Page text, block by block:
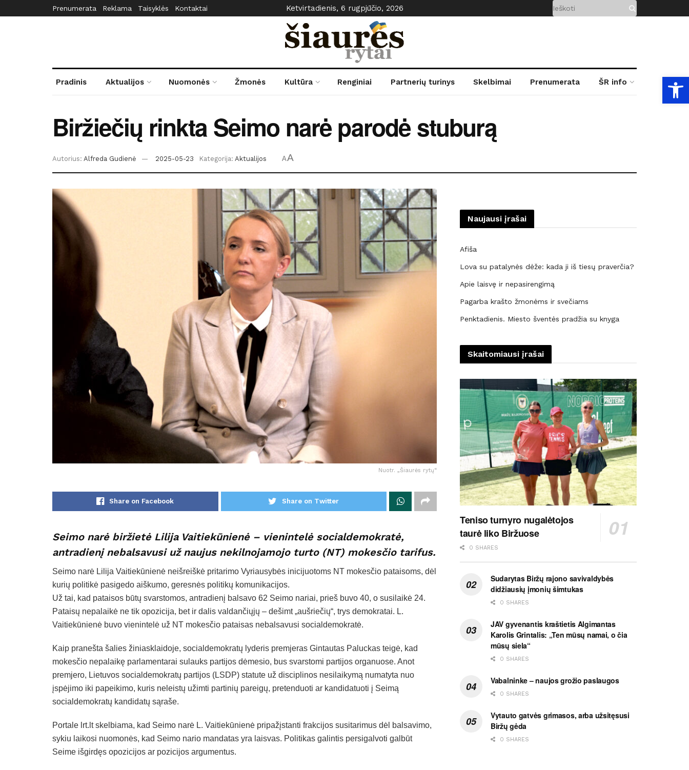
Prenumerata Reklama Taisyklės Kontaktai Ketvirtadienis, 6 rugpjūčio, 2026
Pradinis Aktualijos Nuomonės Žmonės Kultūra Renginiai Partnerių turinys Skelbimai Prenumerata ŠR info
Biržiečių rinkta Seimo narė parodė stuburą
Autorius: Alfreda Gudienė 2025-05-23 Kategorija: Aktualijos AA
Nuotr. „Šiaurės rytų“
Share on Facebook Share on Twitter
Seimo narė biržietė Lilija Vaitiekūnienė – vienintelė socialdemokratė,
antradienį nebalsavusi už naujus nekilnojamojo turto (NT) mokesčio tarifus.
Seimo narė Lilija Vaitiekūnienė neišreiškė pritarimo Vyriausybės inicijuotoms NT mokesčio pataisoms, dėl
kurių politikė pasigedo aiškumo, geresnės politikų komunikacijos.
Už tai, kad pataisos būtų svarstomos, antradienį balsavo 62 Seimo nariai, prieš buvo 40, o susilaikė 24.
Pataisų nepalaikė ne tik opozicija, bet ir dalis valdančiųjų – dešimt „aušriečių“, trys demokratai. L.
Vaitiekūnienė buvo vienintelė už NT mokesčio pataisas nebalsavusi socialdemokratė.
Kaip pranešta šalies žiniasklaidoje, socialdemokratų lyderis premjeras Gintautas Paluckas teigė, kad
mokesčio nepalaikę parlamentarai sulauks partijos dėmesio, bus svarstomi partijos organuose. Anot
premjero, Lietuvos socialdemokratų partijos (LSDP) statute už disciplinos nesilaikymą numatyta nuo
įspėjimo iki papeikimo, kuris neleistų užimti partinių pareigų, pretenduoti ar kandidatuoti į Seimą
socialdemokratų kandidatų sąraše.
Portale lrt.lt skelbiama, kad Seimo narė L. Vaitiekūnienė pripažįstanti frakcijos susitarimus dėl balsavimo,
sykiu laikosi nuomonės, kad Seimo nario mandatas yra laisvas. Politikas galintis persigalvoti galbūt
Seime išgirdęs opozicijos ar pozicijos argumentus.
Naujausi įrašai
Afiša
Lova su patalynės dėže: kada ji iš tiesų praverčia?
Apie laisvę ir nepasirengimą
Pagarba krašto žmonėms ir svečiams
Penktadienis. Miesto šventės pradžia su knyga
Skaitomiausi įrašai
Teniso turnyro nugalėtojos
taurė liko Biržuose
0 SHARES
Sudarytas Biržų rajono savivaldybės
didžiausių įmonių šimtukas
0 SHARES
JAV gyvenantis kraštietis Algimantas
Karolis Grintalis: „Ten mūsų namai, o čia
mūsų siela“
0 SHARES
Vabalninke – naujos grožio paslaugos
0 SHARES
Vytauto gatvės grimasos, arba užsitęsusi
Biržų gėda
0 SHARES